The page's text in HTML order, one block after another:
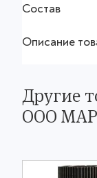
Состав
Описание
Другие
ООО